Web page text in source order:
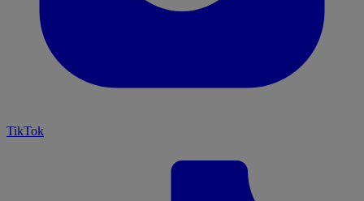
TikTok